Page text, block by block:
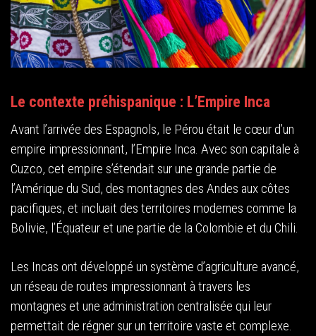
Le contexte préhispanique : L’Empire Inca
Avant l’arrivée des Espagnols, le Pérou était le cœur d’un
empire impressionnant, l’Empire Inca. Avec son capitale à
Cuzco, cet empire s’étendait sur une grande partie de
l’Amérique du Sud, des montagnes des Andes aux côtes
pacifiques, et incluait des territoires modernes comme la
Bolivie, l’Équateur et une partie de la Colombie et du Chili.
Les Incas ont développé un système d’agriculture avancé,
un réseau de routes impressionnant à travers les
montagnes et une administration centralisée qui leur
permettait de régner sur un territoire vaste et complexe.